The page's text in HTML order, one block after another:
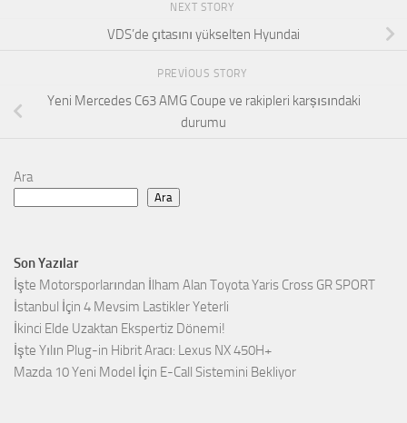
NEXT STORY
VDS’de çıtasını yükselten Hyundai
PREVIOUS STORY
Yeni Mercedes C63 AMG Coupe ve rakipleri karșısındaki
durumu
Ara
Ara
Son Yazılar
İşte Motorsporlarından İlham Alan Toyota Yaris Cross GR SPORT
İstanbul İçin 4 Mevsim Lastikler Yeterli
İkinci Elde Uzaktan Ekspertiz Dönemi!
İşte Yılın Plug-in Hibrit Aracı: Lexus NX 450H+
Mazda 10 Yeni Model İçin E-Call Sistemini Bekliyor